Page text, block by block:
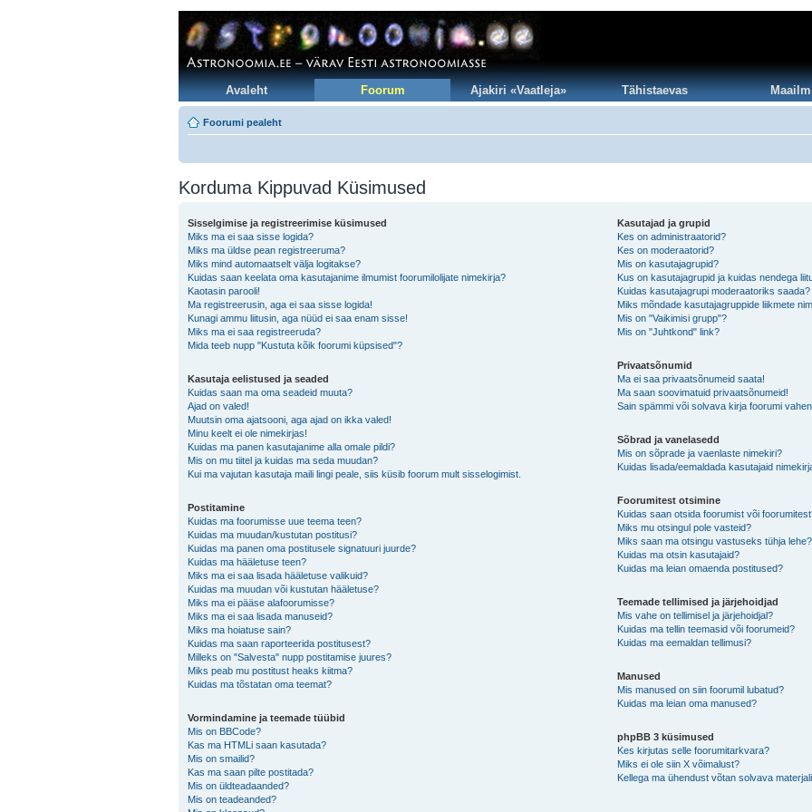
Avaleht Foorum Ajakiri «Vaatleja» Tähistaevas Maailm
Foorumi pealeht
Korduma Kippuvad Küsimused
Sisselgimise ja registreerimise küsimused
Miks ma ei saa sisse logida?
Miks ma üldse pean registreeruma?
Miks mind automaatselt välja logitakse?
Kuidas saan keelata oma kasutajanime ilmumist foorumilolijate nimekirja?
Kaotasin parooli!
Ma registreerusin, aga ei saa sisse logida!
Kunagi ammu liitusin, aga nüüd ei saa enam sisse!
Miks ma ei saa registreeruda?
Mida teeb nupp "Kustuta kõik foorumi küpsised"?
Kasutaja eelistused ja seaded
Kuidas saan ma oma seadeid muuta?
Ajad on valed!
Muutsin oma ajatsooni, aga ajad on ikka valed!
Minu keelt ei ole nimekirjas!
Kuidas ma panen kasutajanime alla omale pildi?
Mis on mu tiitel ja kuidas ma seda muudan?
Kui ma vajutan kasutaja maili lingi peale, siis küsib foorum mult sisselogimist.
Postitamine
Kuidas ma foorumisse uue teema teen?
Kuidas ma muudan/kustutan postitusi?
Kuidas ma panen oma postitusele signatuuri juurde?
Kuidas ma hääletuse teen?
Miks ma ei saa lisada hääletuse valikuid?
Kuidas ma muudan või kustutan hääletuse?
Miks ma ei pääse alafoorumisse?
Miks ma ei saa lisada manuseid?
Miks ma hoiatuse sain?
Kuidas ma saan raporteerida postitusest?
Milleks on "Salvesta" nupp postitamise juures?
Miks peab mu postitust heaks kiitma?
Kuidas ma tõstatan oma teemat?
Vormindamine ja teemade tüübid
Mis on BBCode?
Kas ma HTMLi saan kasutada?
Mis on smailid?
Kas ma saan pilte postitada?
Mis on üldteadaanded?
Mis on teadeanded?
Kasutajad ja grupid
Kes on administraatorid?
Kes on moderaatorid?
Mis on kasutajagrupid?
Kus on kasutajagrupid ja kuidas nendega
Kuidas kasutajagrupi moderaatoriks saada?
Miks mõndade kasutajagruppide liikmete
Mis on "Vaikimisi grupp"?
Mis on "Juhtkond" link?
Privaatsõnumid
Ma ei saa privaatsõnumeid saata!
Ma saan soovimatuid privaatsõnumeid!
Sain spämmi või solvava kirja foorumi
Sõbrad ja vanelasedd
Mis on sõprade ja vaenlaste nimekiri?
Kuidas lisada/eemaldada kasutajaid
Foorumitest otsimine
Kuidas saan otsida foorumist või
Miks mu otsingul pole vasteid?
Miks saan ma otsingu vastuseks tühja lehe?
Kuidas ma otsin kasutajaid?
Kuidas ma leian omaenda postitused?
Teemade tellimised ja järjehoidjad
Mis vahe on tellimisel ja järjehoidjal?
Kuidas ma tellin teemasid või foorumeid?
Kuidas ma eemaldan tellimusi?
Manused
Mis manused on siin foorumil lubatud?
Kuidas ma leian oma manused?
phpBB 3 küsimused
Kes kirjutas selle foorumitarkvara?
Miks ei ole siin X võimalust?
Kellega ma ühendust võtan solvava